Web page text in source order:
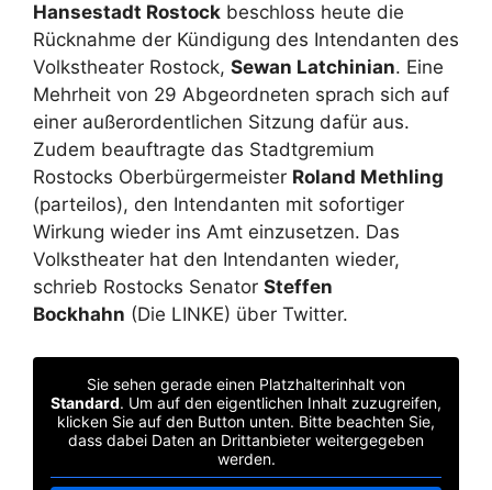
Hansestadt Rostock beschloss heute die
Rücknahme der Kündigung des Intendanten des
Volkstheater Rostock, Sewan Latchinian. Eine
Mehrheit von 29 Abgeordneten sprach sich auf
einer außerordentlichen Sitzung dafür aus.
Zudem beauftragte das Stadtgremium
Rostocks Oberbürgermeister Roland Methling
(parteilos), den Intendanten mit sofortiger
Wirkung wieder ins Amt einzusetzen. Das
Volkstheater hat den Intendanten wieder,
schrieb Rostocks Senator Steffen
Bockhahn (Die LINKE) über Twitter.
Sie sehen gerade einen Platzhalterinhalt von
Standard. Um auf den eigentlichen Inhalt zuzugreifen,
klicken Sie auf den Button unten. Bitte beachten Sie,
dass dabei Daten an Drittanbieter weitergegeben
werden.